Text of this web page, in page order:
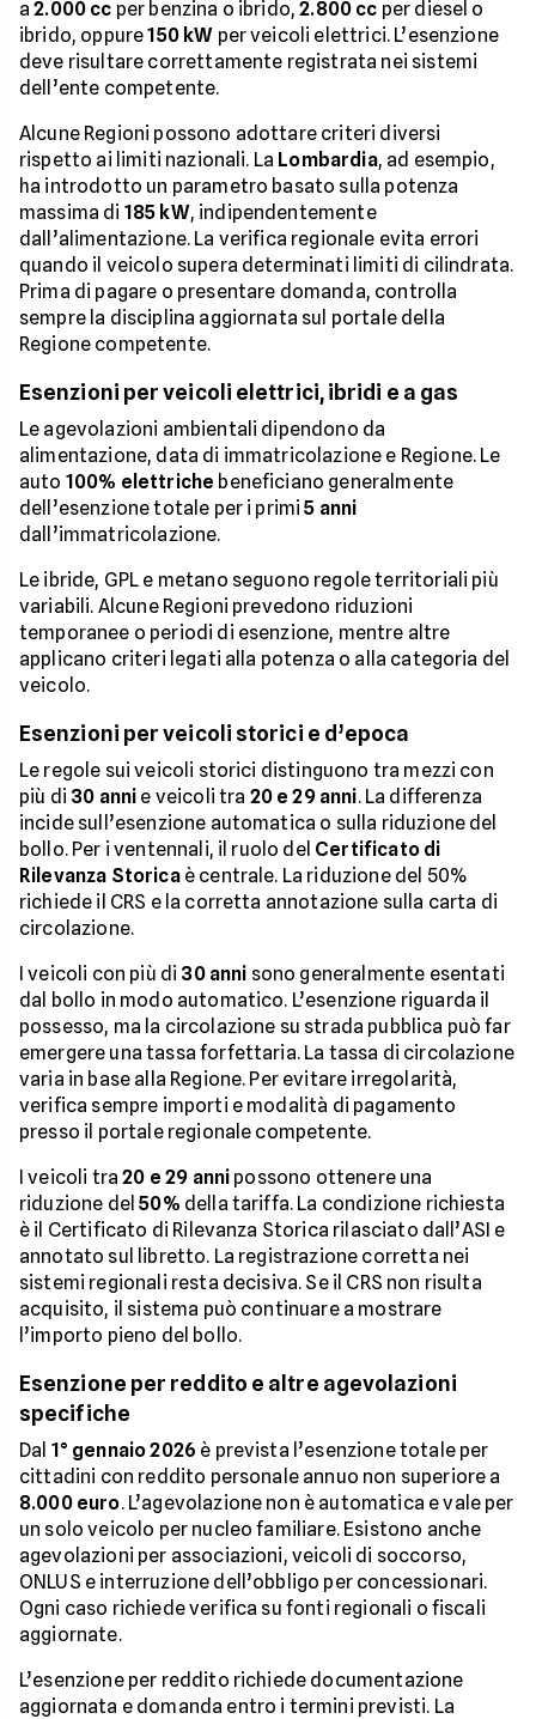
a2.000 cc per benzina o ibrido,2.800 cc per diesel o
ibrido, oppure150 kW per veicoli elettrici. L’esenzione
deve risultare correttamente registrata nei sistemi
dell’ente competente.
Alcune Regioni possono adottare criteri diversi
rispetto ai limiti nazionali. La Lombardia, ad esempio,
ha introdotto un parametro basato sulla potenza
massima di 185 kW, indipendentemente
dall’alimentazione. La verifica regionale evita errori
quando il veicolo supera determinati limiti di cilindrata.
Prima di pagare o presentare domanda, controlla
sempre la disciplina aggiornata sul portale della
Regione competente.
Esenzioni per veicoli elettrici, ibridi e a gas
Le agevolazioni ambientali dipendono da
alimentazione, data di immatricolazione e Regione. Le
auto 100% elettriche beneficiano generalmente
dell’esenzione totale per i primi5 anni
dall’immatricolazione.
Le ibride, GPL e metano seguono regole territoriali più
variabili. Alcune Regioni prevedono riduzioni
temporanee o periodi di esenzione, mentre altre
applicano criteri legati alla potenza o alla categoria del
veicolo.
Esenzioni per veicoli storici e d’epoca
Le regole sui veicoli storici distinguono tra mezzi con
più di 30 anni e veicoli tra 20 e 29 anni. La differenza
incide sull’esenzione automatica o sulla riduzione del
bollo. Per i ventennali, il ruolo del Certificato di
Rilevanza Storicaè centrale. La riduzione del 50%
richiede il CRS e la corretta annotazione sulla carta di
circolazione.
I veicoli con più di 30 anni sono generalmente esentati
dal bollo in modo automatico. L’esenzione riguarda il
possesso, ma la circolazione su strada pubblica può far
emergere una tassa forfettaria. La tassa di circolazione
varia in base alla Regione. Per evitare irregolarità,
verifica sempre importi e modalità di pagamento
presso il portale regionale competente.
I veicoli tra20 e 29 anni possono ottenere una
riduzione del50% della tariffa. La condizione richiesta
è il Certificato di Rilevanza Storica rilasciato dall’ASI e
annotato sul libretto. La registrazione corretta nei
sistemi regionali resta decisiva. Se il CRS non risulta
acquisito, il sistema può continuare a mostrare
l’importo pieno del bollo.
Esenzione per reddito e altre agevolazioni
specifiche
Dal 1° gennaio 2026 è prevista l’esenzione totale per
cittadini con reddito personale annuo non superiore a
8.000 euro. L’agevolazione non è automatica e vale per
un solo veicolo per nucleo familiare. Esistono anche
agevolazioni per associazioni, veicoli di soccorso,
ONLUS e interruzione dell’obbligo per concessionari.
Ogni caso richiede verifica su fonti regionali o fiscali
aggiornate.
L’esenzione per reddito richiede documentazione
aggiornata e domanda entro i termini previsti. La